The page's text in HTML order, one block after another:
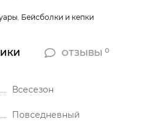
, Бейсболки и кепки
ОТЗЫВЫ0
Всесезон
Повседневный